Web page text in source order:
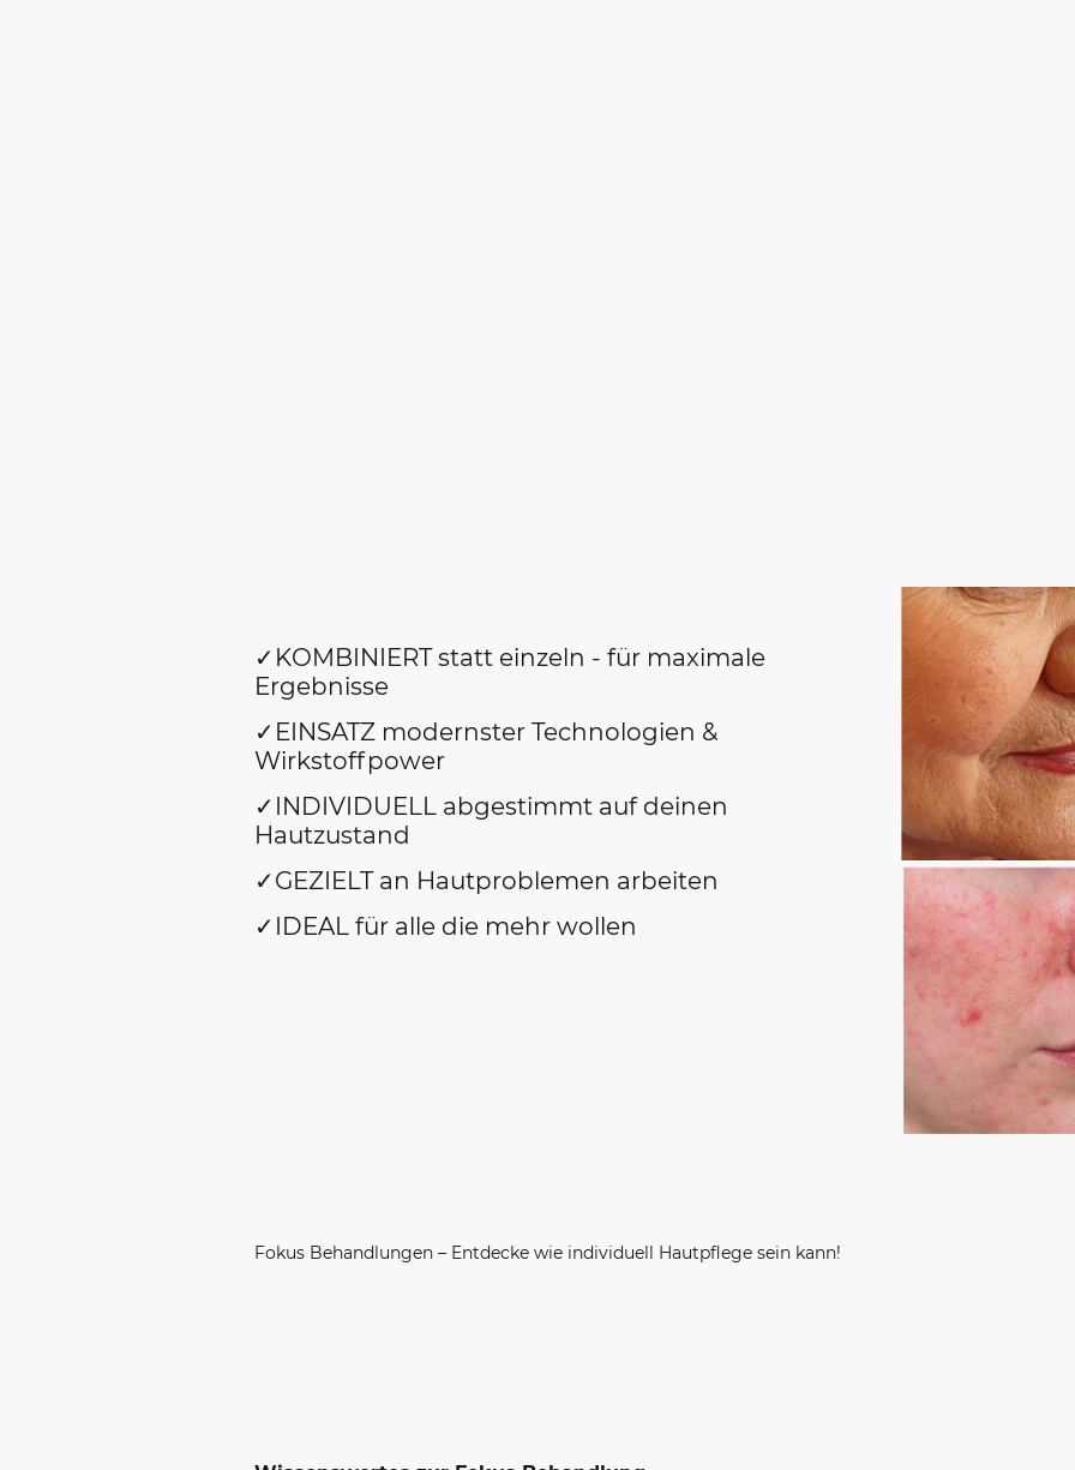
✓KOMBINIERT statt einzeln - für maximale
Ergebnisse
✓EINSATZ modernster Technologien &
Wirkstoffpower
✓INDIVIDUELL abgestimmt auf deinen
Hautzustand
✓GEZIELT an Hautproblemen arbeiten
✓IDEAL für alle die mehr wollen
Fokus Behandlungen – Entdecke wie individuell Hautpflege sein kann!